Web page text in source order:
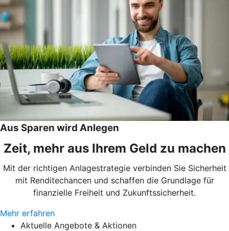
Aus Sparen wird Anlegen
Zeit, mehr aus Ihrem Geld zu machen
Mit der richtigen Anlagestrategie verbinden Sie Sicherheit
mit Renditechancen und schaffen die Grundlage für
finanzielle Freiheit und Zukunftssicherheit.
Mehr erfahren
Aktuelle Angebote & Aktionen